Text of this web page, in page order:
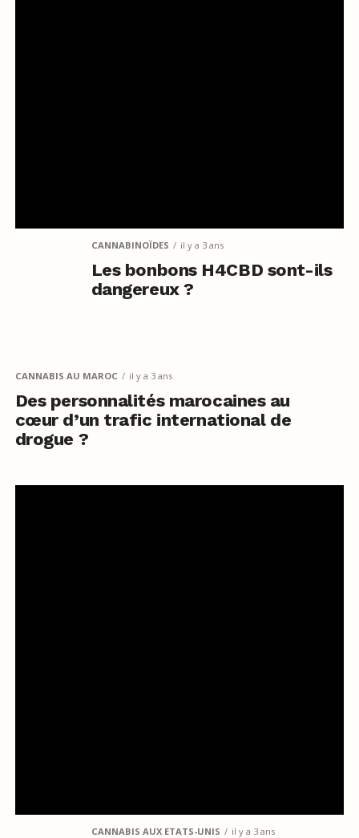
CANNABINOÏDES il y a 3 ans
Les bonbons H4CBD sont-ils
dangereux ?
CANNABIS AU MAROC il y a 3 ans
Des personnalités marocaines au
cœur d’un trafic international de
drogue ?
CANNABIS AUX ETATS-UNIS il y a 3 ans